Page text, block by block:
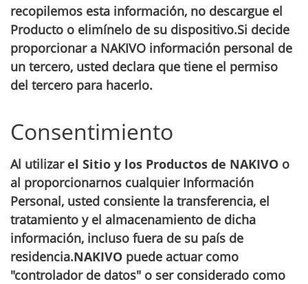
recopilemos esta información, no descargue el
Producto o elimínelo de su dispositivo.Si decide
proporcionar a NAKIVO información personal de
un tercero, usted declara que tiene el permiso
del tercero para hacerlo.
Consentimiento
Al utilizarel Sitio y los Productos de NAKIVO o
al proporcionarnos cualquier Información
Personal, usted consiente la transferencia, el
tratamiento y el almacenamiento de dicha
información, incluso fuera de su país de
residencia.NAKIVO puede actuar como
"controlador de datos" o ser considerado como